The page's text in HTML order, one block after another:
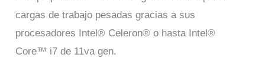
cargas de trabajo pesadas gracias a sus
procesadores Intel® Celeron® o hasta Intel®
Core™ i7 de 11va gen.